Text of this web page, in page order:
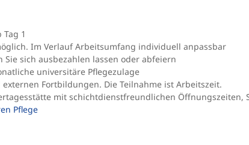
1
Im Verlauf Arbeitsumfang individuell anpassbar
Sie sich ausbezahlen lassen oder abfeiern
universitäre Pflegezulage
Fortbildungen. Die Teilnahme ist Arbeitszeit.
mit schichtdienstfreundlichen Öffnungszeiten,
Pflege